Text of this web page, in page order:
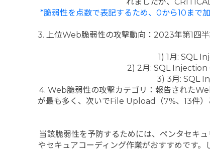
*脆弱性を点数で表記するため、0から10まで
3. 上位Web脆弱性の攻撃動向：2023年第1
1) 1⽉: SQL
2) 2⽉: SQL
3) 3⽉: SQL
4. Web脆弱性の攻撃カテゴリ：報告された
が最も多く、次いでFile Upload（7%、13件
当該脆弱性を予防するためには、ペンタセキ
やセキュアコーディング作業がおすすめです